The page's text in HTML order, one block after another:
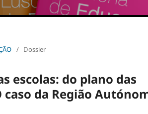
/ Dossier
escolas: do plano das
da Região